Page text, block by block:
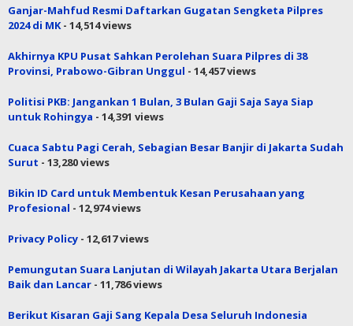
Ganjar-Mahfud Resmi Daftarkan Gugatan Sengketa Pilpres
2024 di MK- 14,514 views
Akhirnya KPU Pusat Sahkan Perolehan Suara Pilpres di 38
Provinsi, Prabowo-Gibran Unggul - 14,457 views
Politisi PKB: Jangankan 1 Bulan, 3 Bulan Gaji Saja Saya Siap
untuk Rohingya - 14,391 views
Cuaca Sabtu Pagi Cerah, Sebagian Besar Banjir di Jakarta Sudah
Surut - 13,280 views
Bikin ID Card untuk Membentuk Kesan Perusahaan yang
Profesional - 12,974 views
Privacy Policy - 12,617 views
Pemungutan Suara Lanjutan di Wilayah Jakarta Utara Berjalan
Baik dan Lancar - 11,786 views
Berikut Kisaran Gaji Sang Kepala Desa Seluruh Indonesia